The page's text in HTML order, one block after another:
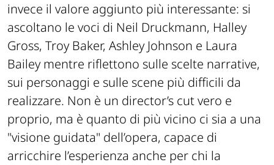
invece il valore aggiunto più interessante: si
ascoltano le voci di Neil Druckmann, Halley
Gross, Troy Baker, Ashley Johnson e Laura
Bailey mentre riflettono sulle scelte narrative,
sui personaggi e sulle scene più difficili da
realizzare. Non è un director’s cut vero e
proprio, ma è quanto di più vicino ci sia a una
"visione guidata" dell’opera, capace di
arricchire l’esperienza anche per chi la